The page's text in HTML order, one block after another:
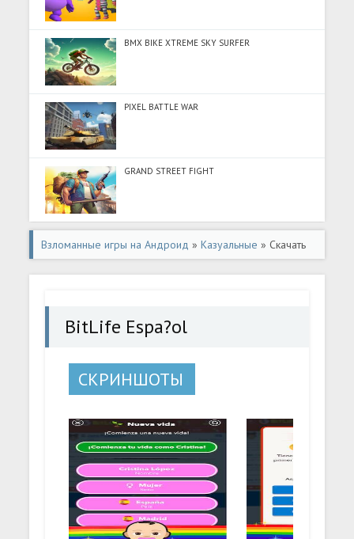
BMX BIKE XTREME SKY SURFER
PIXEL BATTLE WAR
GRAND STREET FIGHT
Взломанные игры на Андроид »Казуальные » Скачать
BitLife Espa?ol (Много монет) на Андроид
BitLife Espa?ol
СКРИНШОТЫ